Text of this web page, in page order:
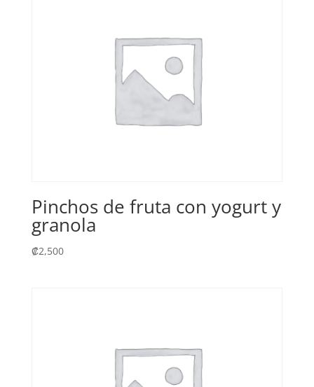
Pinchos de fruta con yogurt y
granola
₡2,500